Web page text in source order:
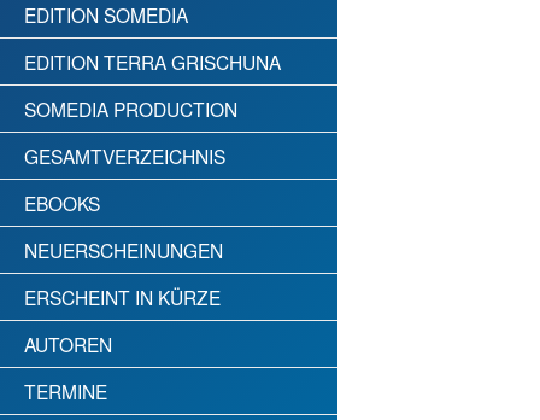
EDITION SOMEDIA
EDITION TERRA GRISCHUNA
SOMEDIA PRODUCTION
GESAMTVERZEICHNIS
EBOOKS
NEUERSCHEINUNGEN
ERSCHEINT IN KÜRZE
AUTOREN
TERMINE